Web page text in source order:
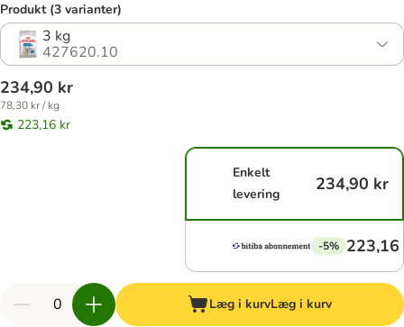
Produkt (3 varianter)
3 kg
427620.10
234,90 kr
78,30 kr / kg
223,16 kr
Enkelt
levering
234,90 kr
-5% 223,16
Læg i kurvLæg i kurv